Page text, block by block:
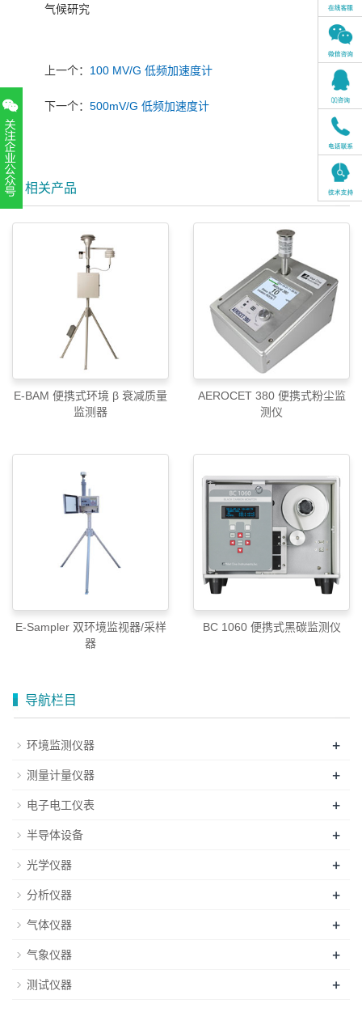
气候研究
上一个： 100 MV/G 低频加速度计
下一个： 500mV/G 低频加速度计
相关产品
E-BAM 便携式环境 β 衰减质量
监测器
AEROCET 380 便携式粉尘监
测仪
E-Sampler 双环境监视器/采样
器
BC 1060 便携式黑碳监测仪
导航栏目
环境监测仪器 +
测量计量仪器 +
电子电工仪表 +
半导体设备 +
光学仪器 +
分析仪器 +
气体仪器 +
气象仪器 +
测试仪器 +
扫一扫，关注官方账号